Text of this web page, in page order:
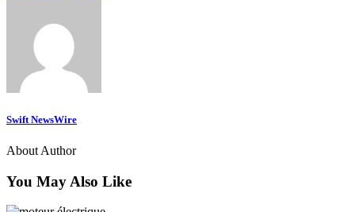
Swift NewsWire
About Author
You May Also Like